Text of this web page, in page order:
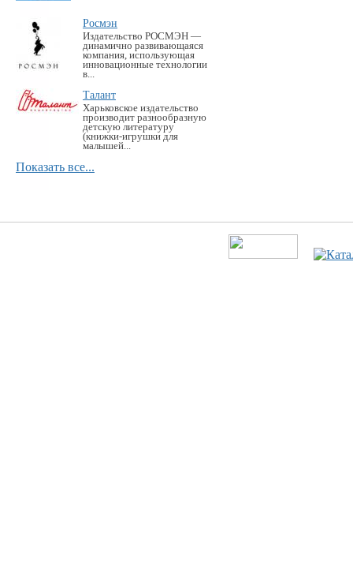
Росмэн
Издательство РОСМЭН —
динамично развивающаяся
компания, использующая
инновационные технологии
в...
Талант
Харьковское издательство
производит разнообразную
детскую литературу
(книжки-игрушки для
малышей...
Показать все...